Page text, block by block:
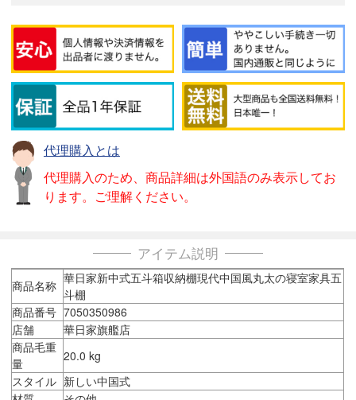
代理購入とは
代理購入のため、商品詳細は外国語のみ表示してお
ります。ご理解ください。
アイテム説明
商品名称 華日家新中式五斗箱収納棚現代中国風丸太の寝室家具五
斗棚
商品番号 7050350986
店舗
華日家旗艦店
商品毛重
量
20.0 kg
スタイル 新しい中国式